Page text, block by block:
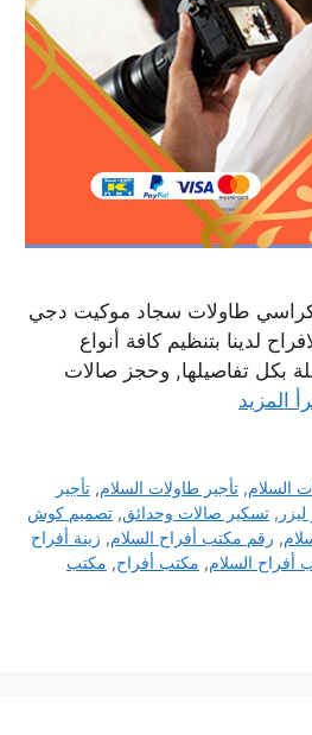
كراسي طاولات سجاد موكيت دجي
لدينا بتنظيم كافة أنواع
بكل تفاصيلها, وحجز صالات
المزيد
السلام,تأجير طاولات السلام,تأجير
, تسكير صالات وحدائق, تصميم كوش
, رقم مكتب أفراح السلام, زينة أفراح
أفراح السلام, مكتب أفراح, مكتب